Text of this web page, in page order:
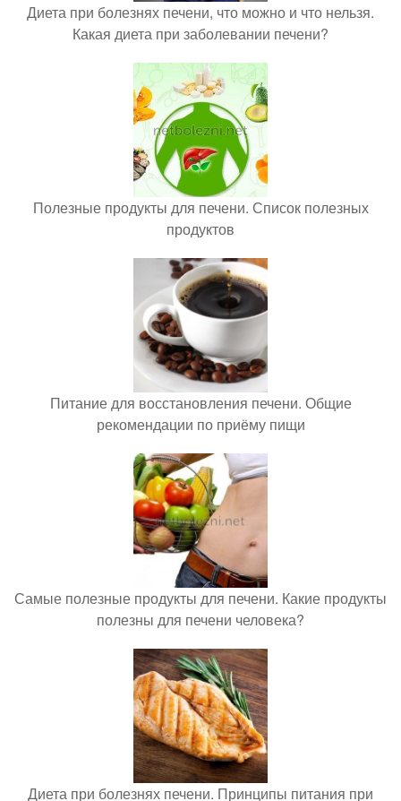
Диета при болезнях печени, что можно и что нельзя.
Какая диета при заболевании печени?
Полезные продукты для печени. Список полезных
продуктов
Питание для восстановления печени. Общие
рекомендации по приёму пищи
Самые полезные продукты для печени. Какие продукты
полезны для печени человека?
Диета при болезнях печени. Принципы питания при